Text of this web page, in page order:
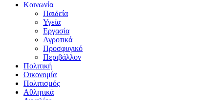
Κοινωνία
Παιδεία
Υγεία
Εργασία
Αγροτικά
Προσφυγικό
Περιβάλλον
Πολιτική
Οικονομία
Πολιτισμός
Αθλητικά